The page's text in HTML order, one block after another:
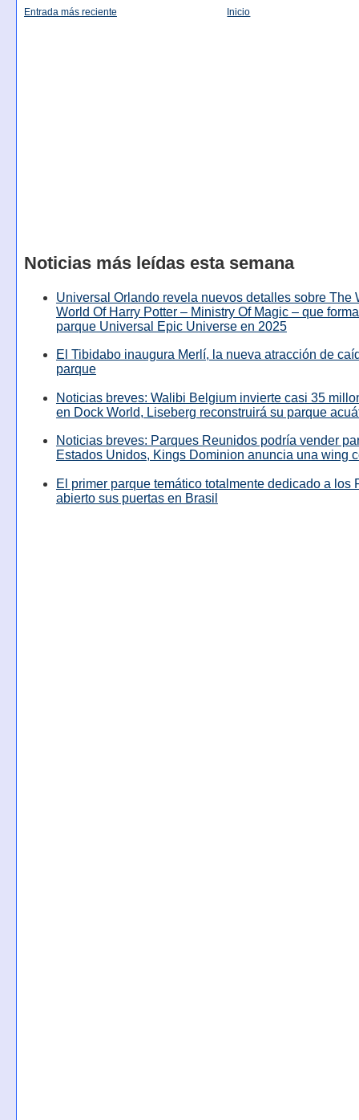
Entrada más reciente Inicio
Noticias más leídas esta semana
Universal Orlando revela nuevos detalles sobre The
World Of Harry Potter – Ministry Of Magic – que
parque Universal Epic Universe en 2025
El Tibidabo inaugura Merlí, la nueva atracción de
parque
Noticias breves: Walibi Belgium invierte casi 35
en Dock World, Liseberg reconstruirá su parque
Noticias breves: Parques Reunidos podría vender
Estados Unidos, Kings Dominion anuncia una wing
El primer parque temático totalmente dedicado a los
abierto sus puertas en Brasil